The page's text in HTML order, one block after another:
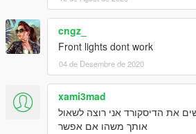
cngz_
Front lights dont work
04 de Desembre de 2020
xami3mad
את הדיסקורד אני רוצה לשאול
אותך משהו אם אפשר